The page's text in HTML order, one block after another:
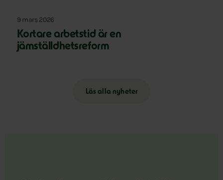
9 mars 2026
Kortare arbetstid är en
jämställdhetsreform
Läs alla nyheter